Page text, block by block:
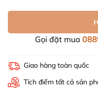
Gọi đặt mua
Giao hàng toàn quốc
Tích điểm tất cả sản